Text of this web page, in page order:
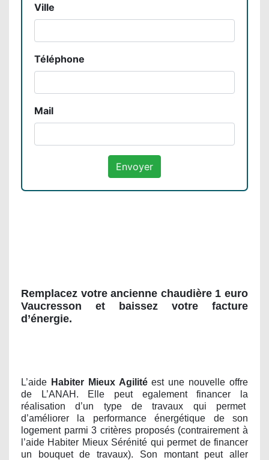
Ville
Téléphone
Mail
Remplacez votre ancienne chaudière 1 euro
Vaucresson et baissez votre facture
d’énergie.
L’aide Habiter Mieux Agilitéest une nouvelle offre
de L’ANAH. Elle peut egalement financer la
réalisation d’un type de travaux qui permet
d’améliorer la performance énergétique de son
logement parmi 3 critères proposés (contrairement à
l’aide Habiter Mieux Sérénité qui permet de financer
un bouquet de travaux). Son montant peut aller